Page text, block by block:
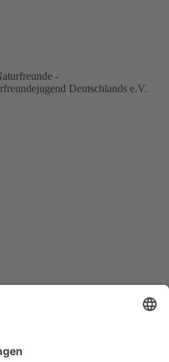
-
Deutschlands e.V.